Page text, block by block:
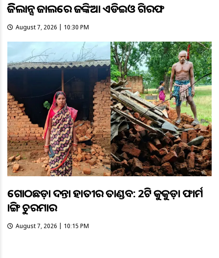
ଭିଜିଲାନ୍ସ ଜାଲରେ ଜଙ୍କିଆ ଏଡିଇଓ ଗିରଫ
August 7, 2026 | 10:30 PM
ଗୋଠଛଡ଼ା ଦନ୍ତା ହାତୀର ତାଣ୍ଡବ: 2ଟି କୁକୁଡ଼ା ଫାର୍ମ
ଭାଙ୍ଗି ଚୁରମାର
August 7, 2026 | 10:15 PM